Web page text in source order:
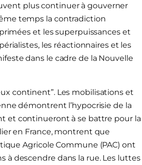
plus continuer à gouverner
temps la contradiction
et les superpuissances et
les réactionnaires et les
dans le cadre de la Nouvelle
continent”. Les mobilisations et
démontrent l’hypocrisie de la
et continueront à se battre pour la
en France, montrent que
Agricole Commune (PAC) ont
à descendre dans la rue. Les luttes